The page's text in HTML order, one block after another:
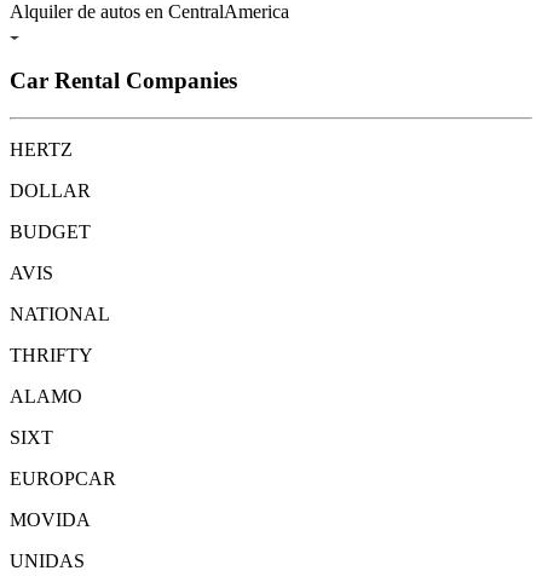
Alquiler de autos en CentralAmerica
Car Rental Companies
HERTZ
DOLLAR
BUDGET
AVIS
NATIONAL
THRIFTY
ALAMO
SIXT
EUROPCAR
MOVIDA
UNIDAS